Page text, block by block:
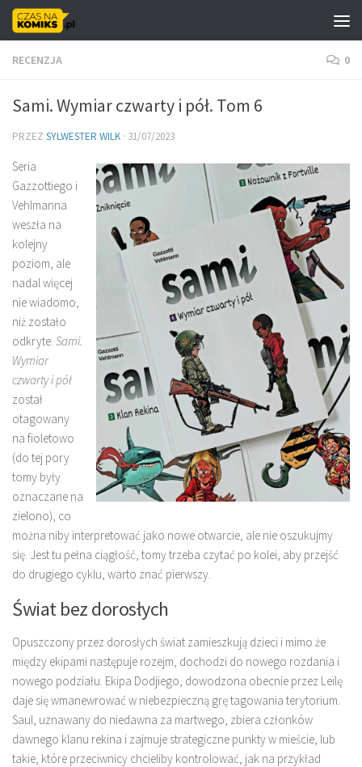
Skip to content
RECENZJA 0
Sami. Wymiar czwarty i pół. Tom 6
PRZEZ SYLWESTER WILK · 31/07/2023
Seria
Gazzottiego i
Vehlmanna
weszła na
kolejny
poziom, ale
nadal więcej
nie wiadomo,
niż zostało
odkryte. Sami.
Wymiar
czwarty i pół
został
otagowany
na fioletowo
(do tej pory
tomy były
oznaczane na
zielono), co
można niby interpretować jako nowe otwarcie, ale nie oszukujmy
się. Jest tu pełna ciągłość, tomy trzeba czytać po kolei, aby przejść
do drugiego cyklu, warto znać pierwszy.
Świat bez dorosłych
Opuszczony przez dorosłych świat zamieszkują dzieci i mimo że
między ekipami następuje rozejm, dochodzi do nowego rozdania i
nowego podziału. Ekipa Dodjiego, dowodzona obecnie przez Leïlę
daje się wmanewrować w niebezpieczną grę tagowania terytorium.
Saul, uznawany do niedawna za martwego, zbiera członków
dawnego klanu rekina i zajmuje strategiczne punkty w mieście, lub
takie, które przeciwnicy chcieliby kontrolować, jak na przykład